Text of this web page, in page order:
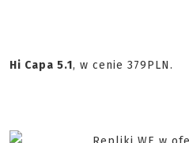
Hi Capa 5.1, w cenie 379PLN.